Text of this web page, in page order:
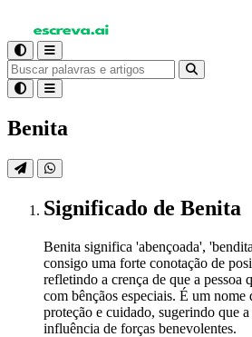
Benita
Significado de Benita
Benita significa 'abençoada',
consigo uma forte conotação de
refletindo a crença de que a pessoa
com bênçãos especiais. É um nome
proteção e cuidado, sugerindo que a
influência de forças benevolentes.